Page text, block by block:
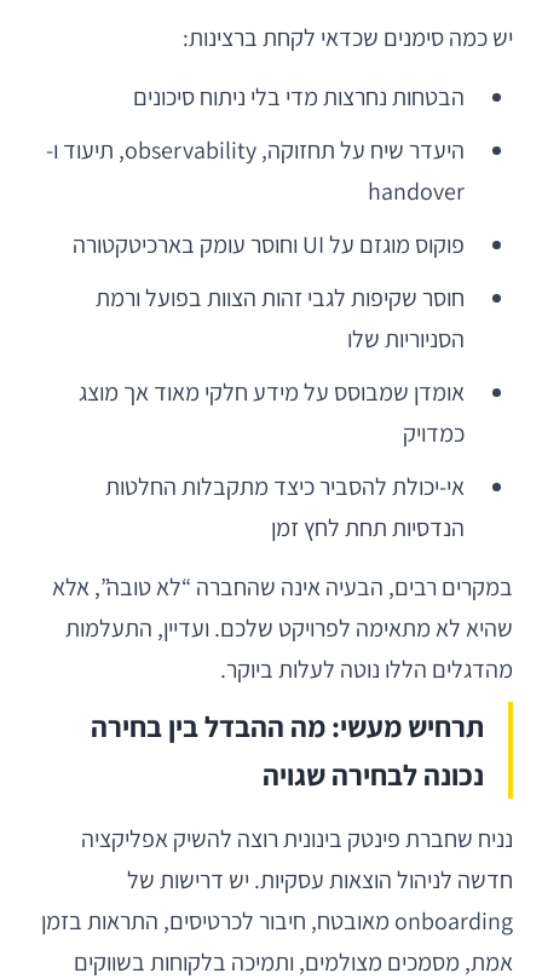
יש כמה סימנים שכדאי לקחת ברצינות:
הבטחות נחרצות מדי בלי ניתוח סיכונים
היעדר שיח על תחזוקה, observability, תיעוד ו-
handover
פוקוס מוגזם על UI וחוסר עומק בארכיטקטורה
חוסר שקיפות לגבי זהות הצוות בפועל ורמת
הסניוריות שלו
אומדן שמבוסס על מידע חלקי מאוד אך מוצג
כמדויק
אי-יכולת להסביר כיצד מתקבלות החלטות
הנדסיות תחת לחץ זמן
במקרים רבים, הבעיה אינה שהחברה “לא טובה”, אלא
שהיא לא מתאימה לפרויקט שלכם. ועדיין, התעלמות
מהדגלים הללו נוטה לעלות ביוקר.
תרחיש מעשי: מה ההבדל בין בחירה
נכונה לבחירה שגויה
נניח שחברת פינטק בינונית רוצה להשיק אפליקציה
חדשה לניהול הוצאות עסקיות. יש דרישות של
onboarding מאובטח, חיבור לכרטיסים, התראות בזמן
אמת, מסמכים מצולמים, ותמיכה בלקוחות בשווקים